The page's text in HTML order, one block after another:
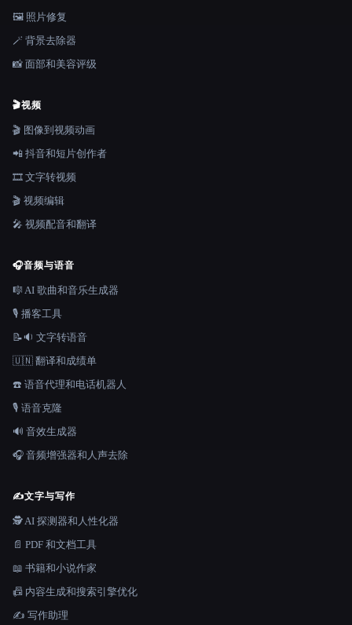
🖼️ 照片修复
🪄 背景去除器
📸 面部和美容评级
🎬视频
🎬 图像到视频动画
📲 抖音和短片创作者
🎞️ 文字转视频
🎬 视频编辑
🎤 视频配音和翻译
🎧音频与语音
🎼 AI 歌曲和音乐生成器
🎙️ 播客工具
📝🔉 文字转语音
🇺🇳 翻译和成绩单
☎️ 语音代理和电话机器人
🎙️ 语音克隆
🔊 音效生成器
🎧 音频增强器和人声去除
✍️文字与写作
🕵️ AI 探测器和人性化器
📄 PDF 和文档工具
📖 书籍和小说作家
📠 内容生成和搜索引擎优化
✍️ 写作助理